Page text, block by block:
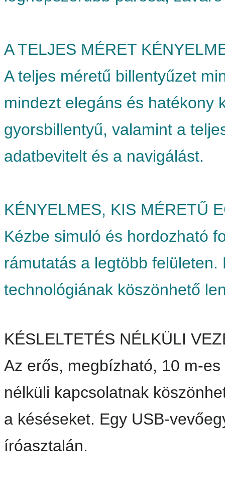
A TELJES MÉRET
A teljes méretű billentyűzet
mindezt elegáns és hatékony
gyorsbillentyű, valamint a
adatbevitelt és a navigálást.
KÉNYELMES, KIS MÉRETŰ
Kézbe simuló és hordozható
rámutatás a legtöbb
technológiának köszönhető
KÉSLELTETÉS NÉLKÜLI
Az erős, megbízható, 10 m-
nélküli kapcsolatnak
a késéseket. Egy USB-
íróasztalán.